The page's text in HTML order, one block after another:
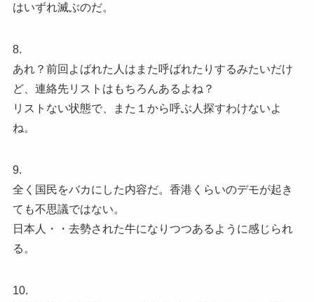
はいずれ滅ぶのだ。
8.
あれ？前回よばれた人はまた呼ばれたりするみたいだけ
ど、連絡先リストはもちろんあるよね？
リストない状態で、また１から呼ぶ人探すわけないよ
ね。
9.
全く国民をバカにした内容だ。香港くらいのデモが起き
ても不思議ではない。
日本人・・去勢された牛になりつつあるように感じられ
る。
10.